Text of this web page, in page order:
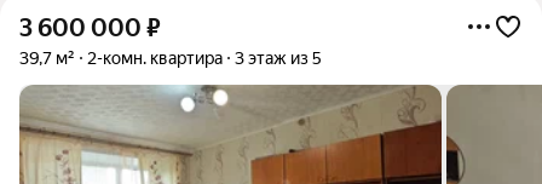
3 600 000 ₽
39,7 м² 2-комн. квартира 3 этаж из 5